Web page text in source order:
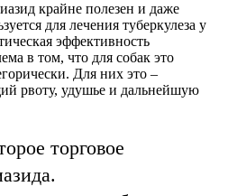
крайне полезен и даже
для лечения туберкулеза у
эффективность
в том, что для собак это
Для них это –
рвоту, удушье и дальнейшую
торговое